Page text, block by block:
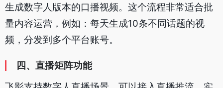
生成数字人版本的口播视频。这个流程非常适合批
量内容运营，例如：每天生成10条不同话题的视
频，分发到多个平台账号。
四、直播矩阵功能